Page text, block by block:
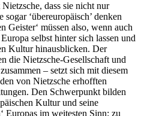
dass sie nicht nur
sogar ‘übereuropäisch’ denken
Geister‘ müssen also, wenn auch
selbst hinter sich lassen und
Kultur hinausblicken. Der
die Nietzsche-Gesellschaft und
– setzt sich mit diesem
von Nietzsche erhofften
Den Schwerpunkt bilden
Kultur und seine
Europas im weitesten Sinn: zu